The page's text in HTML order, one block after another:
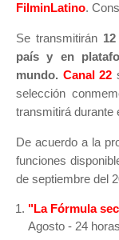
FilminLatino.
Se transmitirán
país y en
mundo. Canal 22
selección
transmitirá durante
De acuerdo a la
funciones
de septiembre del
"La Fórmula
Agosto - 24